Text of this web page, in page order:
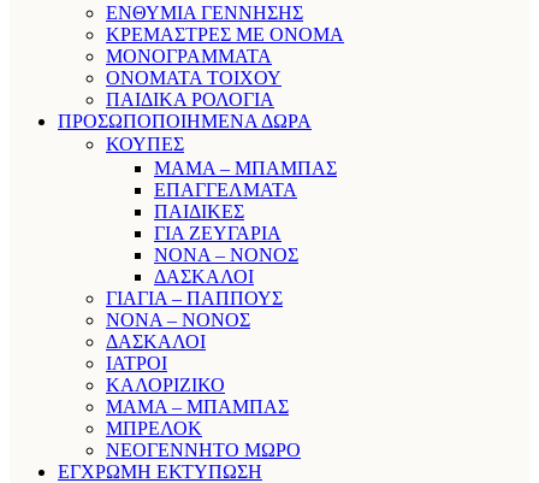
ΕΝΘΥΜΙΑ ΓΕΝΝΗΣΗΣ
ΚΡΕΜΑΣΤΡΕΣ ΜΕ ΟΝΟΜΑ
ΜΟΝΟΓΡΑΜΜΑΤΑ
ΟΝΟΜΑΤΑ ΤΟΙΧΟΥ
ΠΑΙΔΙΚΑ ΡΟΛΟΓΙΑ
ΠΡΟΣΩΠΟΠΟΙΗΜΕΝΑ ΔΩΡΑ
ΚΟΥΠΕΣ
ΜΑΜΑ – ΜΠΑΜΠΑΣ
ΕΠΑΓΓΕΛΜΑΤΑ
ΠΑΙΔΙΚΕΣ
ΓΙΑ ΖΕΥΓΑΡΙΑ
ΝΟΝΑ – ΝΟΝΟΣ
ΔΑΣΚΑΛΟΙ
ΓΙΑΓΙΑ – ΠΑΠΠΟΥΣ
ΝΟΝΑ – ΝΟΝΟΣ
ΔΑΣΚΑΛΟΙ
ΙΑΤΡΟΙ
ΚΑΛΟΡΙΖΙΚΟ
ΜΑΜΑ – ΜΠΑΜΠΑΣ
ΜΠΡΕΛΟΚ
ΝΕΟΓΕΝΝΗΤΟ ΜΩΡΟ
ΕΓΧΡΩΜΗ ΕΚΤΥΠΩΣΗ